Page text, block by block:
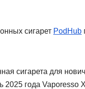
сигарет PodHub
сигарета для
2025 года Vaporesso